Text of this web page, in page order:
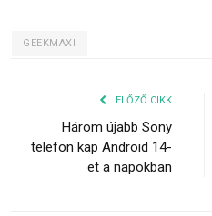
GEEKMAXI
ELŐZŐ CIKK
Három újabb Sony
telefon kap Android 14-
et a napokban